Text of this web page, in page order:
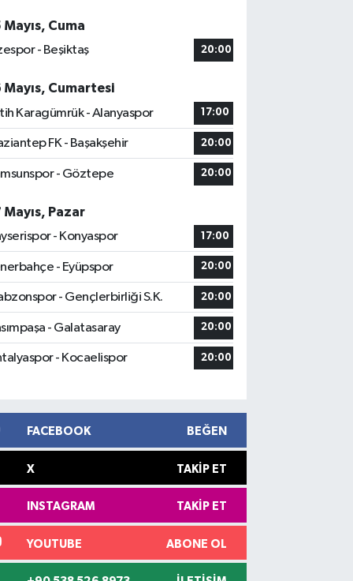
Mayıs, Cuma
- Beşiktaş
20:00
Mayıs, Cumartesi
Karagümrük - Alanyaspor
17:00
FK - Başakşehir 20:00
- Göztepe 20:00
Mayıs, Pazar
- Konyaspor
17:00
- Eyüpspor 20:00
- Gençlerbirliği S.K. 20:00
- Galatasaray 20:00
- Kocaelispor 20:00
FACEBOOK BEĞEN
X TAKIP ET
INSTAGRAM TAKIP ET
YOUTUBE ABONE OL